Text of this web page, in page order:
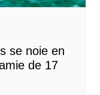
se noie en
de 17